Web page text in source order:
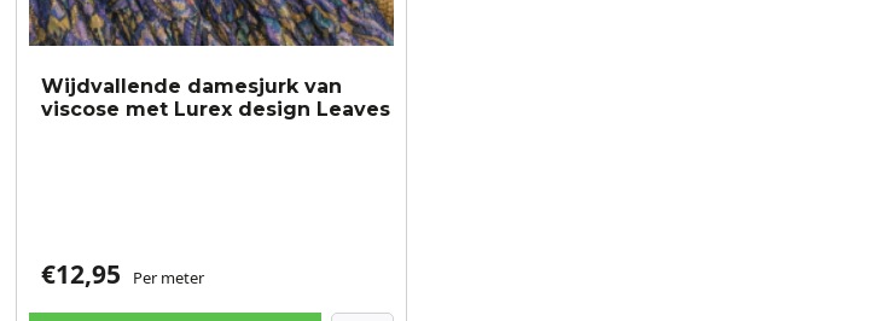
Wijdvallende damesjurk van
viscose met Lurex design Leaves
€12,95 Per meter